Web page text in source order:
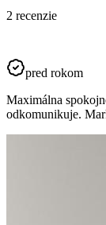
2 recenzie
pred rokom
Maximálna
odkomunikuje.